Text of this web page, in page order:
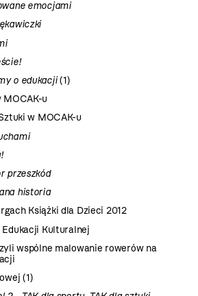
emocjami
o edukacji(1)
MOCAK-u
w MOCAK-u
przeszkód
historia
Książki dla Dzieci 2012
Kulturalnej
wspólne malowanie rowerów na
(1)